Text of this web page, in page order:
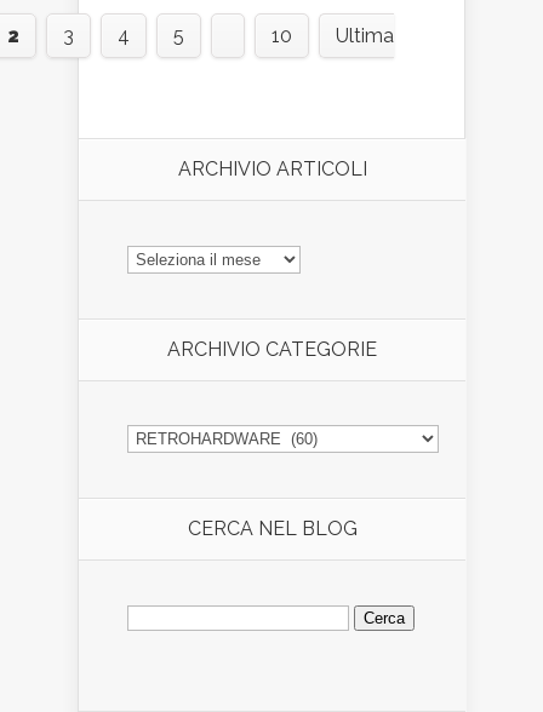
2 3 4 5 10 Ultima
ARCHIVIO ARTICOLI
ARCHIVIO
ARTICOLI
ARCHIVIO CATEGORIE
ARCHIVIO
CATEGORIE
CERCA NEL BLOG
Ricerca
per: